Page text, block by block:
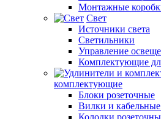
Монтажные
Свет
Источники света
Светильники
Управление
Комплектующие
комплектующие
Блоки розеточные
Вилки и кабельные
Колодки